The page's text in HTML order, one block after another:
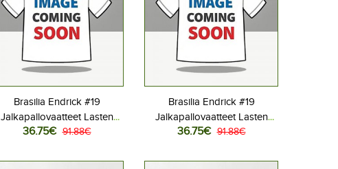
Brasilia Endrick #19
Jalkapallovaatteet Lasten
Kotipeliasu MM-kisat 2026
housut)
36.75€ 91.88€
Brasilia Endrick #19
Jalkapallovaatteet Lasten
Vieraspeliasu MM-kisat 2026
housut)
36.75€ 91.88€